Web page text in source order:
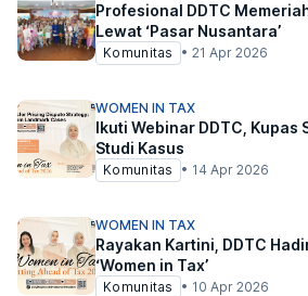
Profesional DDTC
Lewat ‘Pasar Nusantara’
Komunitas • 21 Apr 2026
WOMEN IN TAX
Ikuti Webinar DDTC, Kupas
Studi Kasus
Komunitas • 14 Apr 2026
WOMEN IN TAX
Rayakan Kartini, DDTC
‘Women in Tax’
Komunitas • 10 Apr 2026